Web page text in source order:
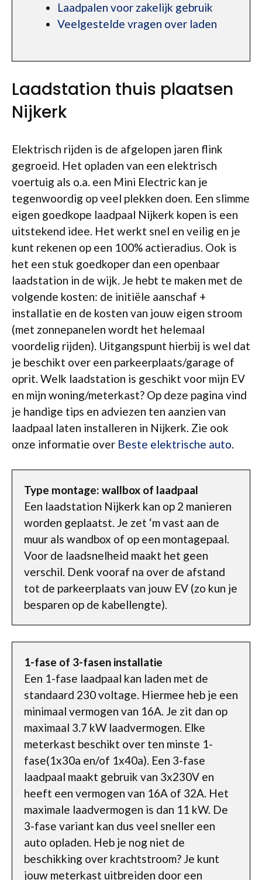
Laadpalen voor zakelijk gebruik
Veelgestelde vragen over laden
Laadstation thuis plaatsen
Nijkerk
Elektrisch rijden is de afgelopen jaren flink
gegroeid. Het opladen van een elektrisch
voertuig als o.a. een Mini Electric kan je
tegenwoordig op veel plekken doen. Een slimme
eigen goedkope laadpaal Nijkerk kopen is een
uitstekend idee. Het werkt snel en veilig en je
kunt rekenen op een 100% actieradius. Ook is
het een stuk goedkoper dan een openbaar
laadstation in de wijk. Je hebt te maken met de
volgende kosten: de initiële aanschaf +
installatie en de kosten van jouw eigen stroom
(met zonnepanelen wordt het helemaal
voordelig rijden). Uitgangspunt hierbij is wel dat
je beschikt over een parkeerplaats/garage of
oprit. Welk laadstation is geschikt voor mijn EV
en mijn woning/meterkast? Op deze pagina vind
je handige tips en adviezen ten aanzien van
laadpaal laten installeren in Nijkerk. Zie ook
onze informatie over Beste elektrische auto.
Type montage: wallbox of laadpaal
Een laadstation Nijkerk kan op 2 manieren
worden geplaatst. Je zet ‘m vast aan de
muur als wandbox of op een montagepaal.
Voor de laadsnelheid maakt het geen
verschil. Denk vooraf na over de afstand
tot de parkeerplaats van jouw EV (zo kun je
besparen op de kabellengte).
1-fase of 3-fasen installatie
Een 1-fase laadpaal kan laden met de
standaard 230 voltage. Hiermee heb je een
minimaal vermogen van 16A. Je zit dan op
maximaal 3.7 kW laadvermogen. Elke
meterkast beschikt over ten minste 1-
fase(1x30a en/of 1x40a). Een 3-fase
laadpaal maakt gebruik van 3x230V en
heeft een vermogen van 16A of 32A. Het
maximale laadvermogen is dan 11 kW. De
3-fase variant kan dus veel sneller een
auto opladen. Heb je nog niet de
beschikking over krachtstroom? Je kunt
jouw meterkast uitbreiden door een